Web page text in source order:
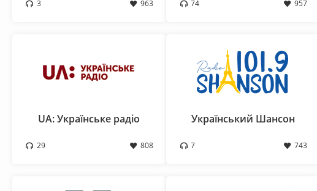
3 963 74 957
UA: Українське радіо
29 808
Український Шансон
7 743